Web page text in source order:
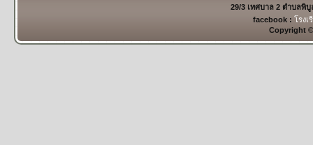
29/3 เทศบาล 2 ตำบลพิ
facebook : โรงเ
Copyright